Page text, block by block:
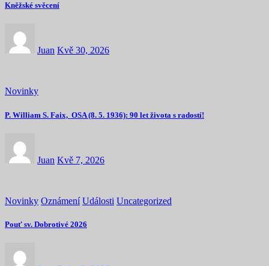
Kněžské svěcení
Juan Kvě 30, 2026
Novinky
P. William S. Faix, OSA (8. 5. 1936): 90 let života s radostí!
Juan Kvě 7, 2026
Novinky Oznámení Události Uncategorized
Pouť sv. Dobrotivé 2026